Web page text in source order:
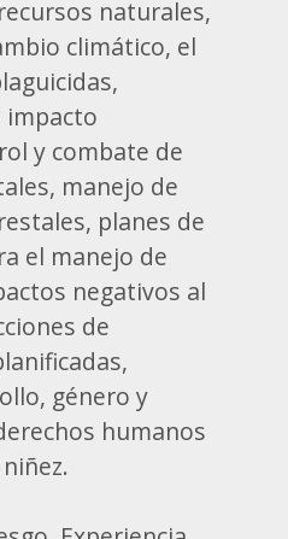
naturales,
climático, el
impacto
y combate de
manejo de
planes de
el manejo de
negativos al
de
género y
humanos